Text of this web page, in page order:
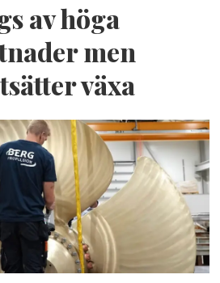
av höga
men
växa